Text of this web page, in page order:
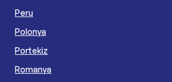
Peru
Polonya
Portekiz
Romanya